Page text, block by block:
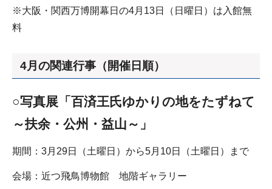
※大阪・関西万博開幕日の4月13日（日曜日）は入館無
料
4月の関連行事（開催日順）
○写真展「百済王氏ゆかりの地をたずねて
～扶余・公州・益山～」
期間：3月29日（土曜日）から5月10日（土曜日）まで
会場：近つ飛鳥博物館 地階ギャラリー